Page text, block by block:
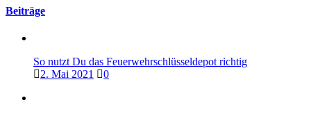
Beiträge
So nutzt Du das Feuerwehrschlüsseldepot richtig
2. Mai 2021
0